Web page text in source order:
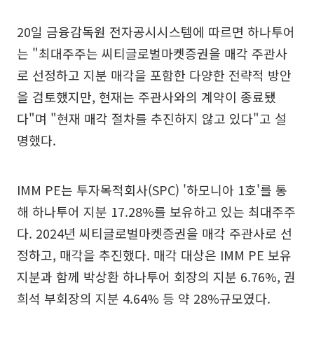
20일 금융감독원 전자공시시스템에 따르면 하나투어
는 "최대주주는 씨티글로벌마켓증권을 매각 주관사
로 선정하고 지분 매각을 포함한 다양한 전략적 방안
을 검토했지만, 현재는 주관사와의 계약이 종료됐
다"며 "현재 매각 절차를 추진하지 않고 있다"고 설
명했다.
IMM PE는 투자목적회사(SPC) '하모니아 1호'를 통
해 하나투어 지분 17.28%를 보유하고 있는 최대주주
다. 2024년 씨티글로벌마켓증권을 매각 주관사로 선
정하고, 매각을 추진했다. 매각 대상은 IMM PE 보유
지분과 함께 박상환 하나투어 회장의 지분 6.76%, 권
희석 부회장의 지분 4.64% 등 약 28%규모였다.